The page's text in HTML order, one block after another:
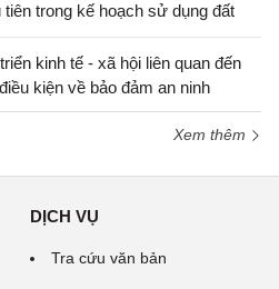
trong kế hoạch sử dụng đất
kinh tế - xã hội liên quan đến
kiện về bảo đảm an ninh
Xem thêm
DỊCH VỤ
Tra cứu văn bản